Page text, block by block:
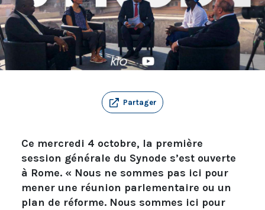
Partager
Ce mercredi 4 octobre, la première
session générale du Synode s’est ouverte
à Rome. « Nous ne sommes pas ici pour
mener une réunion parlementaire ou un
plan de réforme. Nous sommes ici pour